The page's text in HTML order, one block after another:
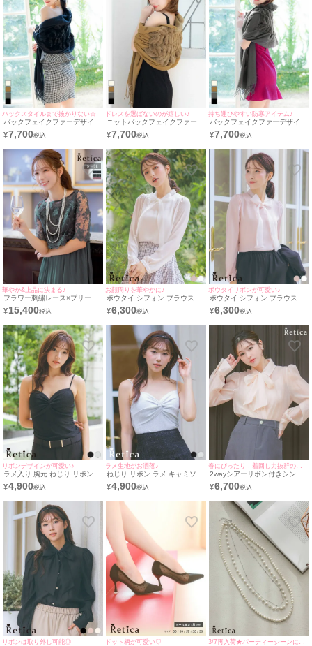
バックスタイルまで抜かりない☆
バックフェイクファーデザイン
ニットショール (せいせい/羽織
り着用)
¥7,700
ドレスを選ばないのが嬉しい♪
ニットバックフェイクファーデ
ザインショール (聖菜/羽織り着
用)
¥7,700
持ち運びやすい防寒アイテム♪
バックフェイクファーデザイン
ニットショール (聖菜/羽織り着
用)
¥7,700
華やか&上品に決まる♪
フラワー刺繍レース×プリーツ
切り替えミモレ丈パーティード
レス (Sサイズ～3Lサイズ)
¥15,400
お顔周りを華やかに♪
ボウタイ シフォン ブラウス
[Retica/レティカ]
¥6,300
ボウタイリボンが可愛い♪
ボウタイ シフォン ブラウス
[Retica/レティカ]
¥6,300
リボンデザインが可愛い♪
ラメ入り 胸元 ねじり リボン
デザイン キャミソール [Retica/
レティカ]
¥4,900
ラメ生地がお洒落♪
ねじり リボン ラメ キャミソー
ル [Retica/レティカ]
¥4,900
春にぴったり！着回し力抜群のブラウス◎
2wayシアーリボン付きシンプ
ルシフォンブラウス [Retica/レ
ティカ]
¥6,700
リボンは取り外し可能◎ ドット柄が可愛い♡